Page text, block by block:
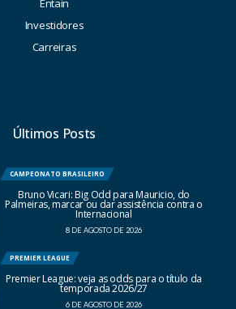
Entain
Investidores
Carreiras
Últimos Posts
CAMPEONATO BRASILEIRO
Bruno Vicari: Big Odd para Mauricio, do
Palmeiras, marcar ou dar assistência contra o
Internacional
8 DE AGOSTO DE 2026
PREMIER LEAGUE
Premier League: veja as odds para o título da
temporada 2026/27
6 DE AGOSTO DE 2026